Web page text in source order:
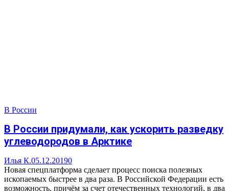
В России
В России придумали, как ускорить разведку
углеводородов в Арктике
Илья К.05.12.20190
Новая спецплатформа сделает процесс поиска полезных
ископаемых быстрее в два раза. В Российской Федерации есть
возможность, причём за счет отечественных технологий, в два